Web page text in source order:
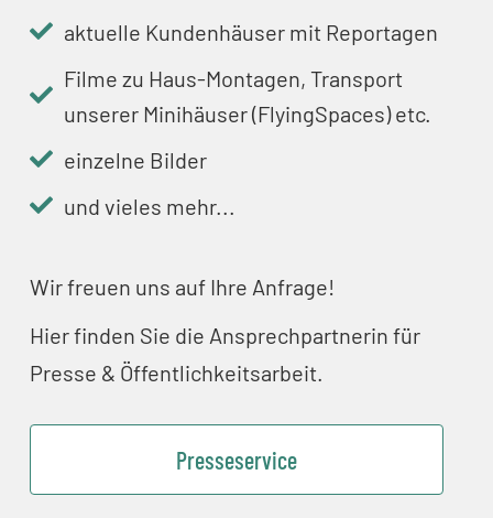
aktuelle Kundenhäuser mit Reportagen
Filme zu Haus-Montagen, Transport
unserer Minihäuser (FlyingSpaces) etc.
einzelne Bilder
und vieles mehr...
Wir freuen uns auf Ihre Anfrage!
Hier finden Sie die Ansprechpartnerin für
Presse & Öffentlichkeitsarbeit.
Presseservice